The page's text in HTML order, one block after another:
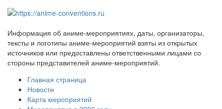
Информация об аниме-мероприятиях, даты, организаторы,
тексты и логотипы аниме-мероприятий взяты из открытых
источников или предоставлены ответственными лицами со
стороны представителей аниме-мероприятий.
Главная страница
Новости
Карта мероприятий